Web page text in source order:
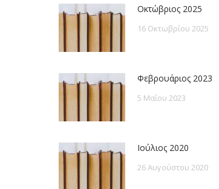
Οκτώβριος 2025
16 Οκτωβρίου 2025
Φεβρουάριος 2023
5 Μαΐου 2023
Ιούλιος 2020
26 Αυγούστου 2020